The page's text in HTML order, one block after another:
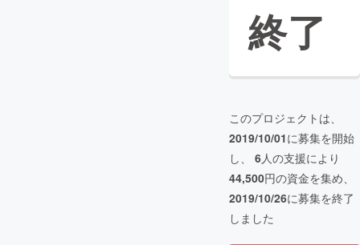
終了
このプロジェクトは、
2019/10/01に募集を開始
し、 6人の支援により
44,500円の資金を集め、
2019/10/26に募集を終了
しました